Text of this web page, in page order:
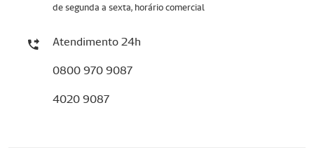
de segunda a sexta, horário comercial
Atendimento 24h
0800 970 9087
4020 9087